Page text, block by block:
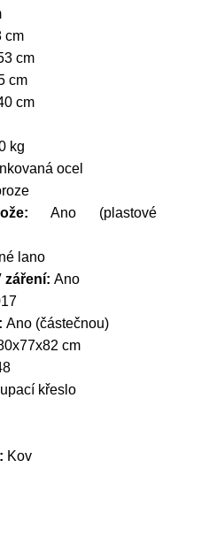
cm
cm
cm
cm
kg
ocel
Ano (plastové
lano
záření: Ano
Ano (částečnou)
cm
křeslo
Kov